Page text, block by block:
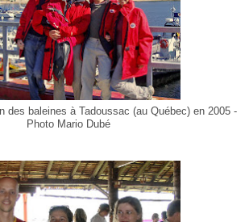
des baleines à Tadoussac (au Québec) en 2005 -
Photo Mario Dubé